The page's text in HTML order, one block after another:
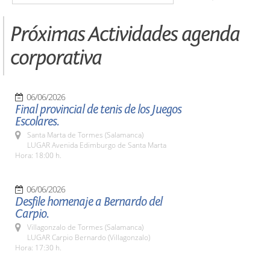
Próximas Actividades agenda
corporativa
06/06/2026
Final provincial de tenis de los Juegos
Escolares.
Santa Marta de Tormes (Salamanca)
LUGAR Avenida Edimburgo de Santa Marta
Hora: 18:00 h.
06/06/2026
Desfile homenaje a Bernardo del
Carpio.
Villagonzalo de Tormes (Salamanca)
LUGAR Carpio Bernardo (Villagonzalo)
Hora: 17:30 h.